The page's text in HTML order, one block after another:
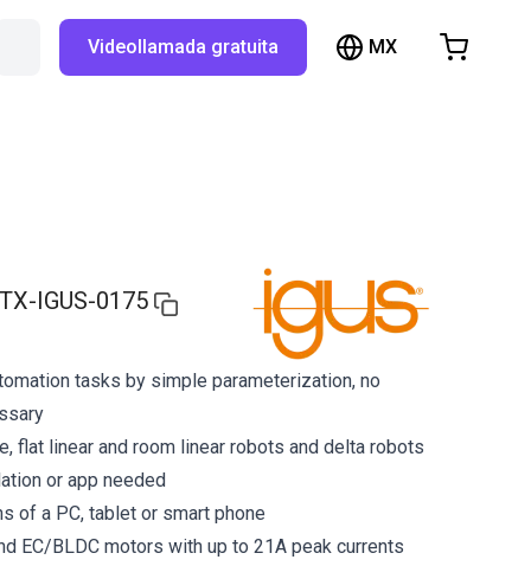
Buscar en RBTX…
Videollamada gratuita MX
IGUS-0175
tasks by simple parameterization, no
flat linear and room linear robots and delta robots
or app needed
of a PC, tablet or smart phone
EC/BLDC motors with up to 21A peak currents
Cart